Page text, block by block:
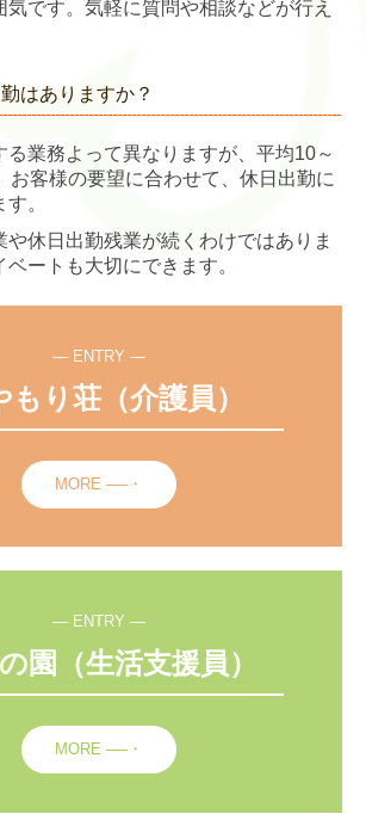
気です。気軽に質問や相談などが行え
はありますか？
る業務よって異なりますが、平均10～
お客様の要望に合わせて、休日出勤に
。
や休日出勤残業が続くわけではありま
ートも大切にできます。
― ENTRY ―
もり荘（介護員）
MORE ──・
― ENTRY ―
園（生活支援員）
MORE ──・